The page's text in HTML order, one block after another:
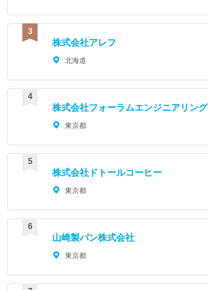
株式会社アレフ
北海道
株式会社フォーラムエンジニアリング
東京都
株式会社ドトールコーヒー
東京都
山崎製パン株式会社
東京都